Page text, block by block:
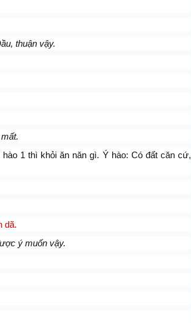
thuận vậy.
hào 1 thì khỏi ăn năn gì. Ý hào: Có đất căn cứ,
dã.
ý muốn vậy.